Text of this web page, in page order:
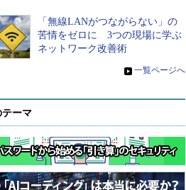
「無線LANがつながらない」の
苦情をゼロに 3つの現場に学ぶ
ネットワーク改善術
» 一覧ページへ
ーマ